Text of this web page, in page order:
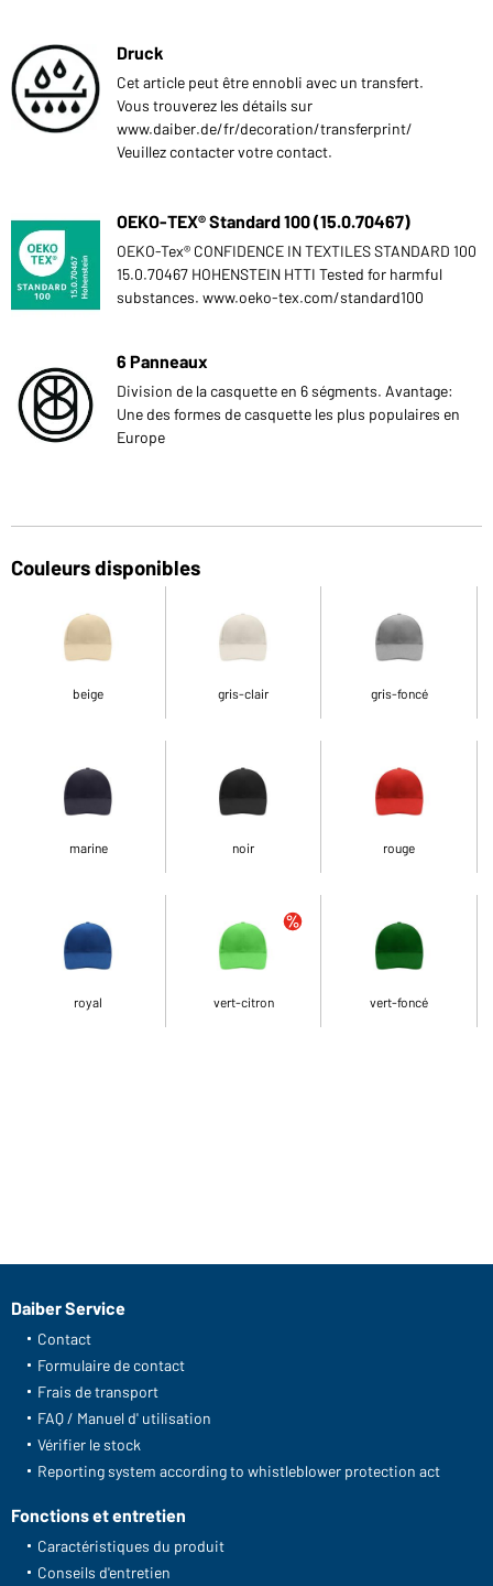
Druck
Cet article peut être ennobli avec un transfert.
Vous trouverez les détails sur
www.daiber.de/fr/decoration/transferprint/
Veuillez contacter votre contact.
OEKO-TEX® Standard 100 (15.0.70467)
OEKO-Tex® CONFIDENCE IN TEXTILES STANDARD 100
15.0.70467 HOHENSTEIN HTTI Tested for harmful
substances. www.oeko-tex.com/standard100
6 Panneaux
Division de la casquette en 6 ségments. Avantage:
Une des formes de casquette les plus populaires en
Europe
Couleurs disponibles
beige gris-clair gris-foncé
marine noir rouge
royal vert-citron vert-foncé
Daiber Service
Contact
Formulaire de contact
Frais de transport
FAQ / Manuel d' utilisation
Vérifier le stock
Reporting system according to whistleblower protection act
Fonctions et entretien
Caractéristiques du produit
Conseils d'entretien